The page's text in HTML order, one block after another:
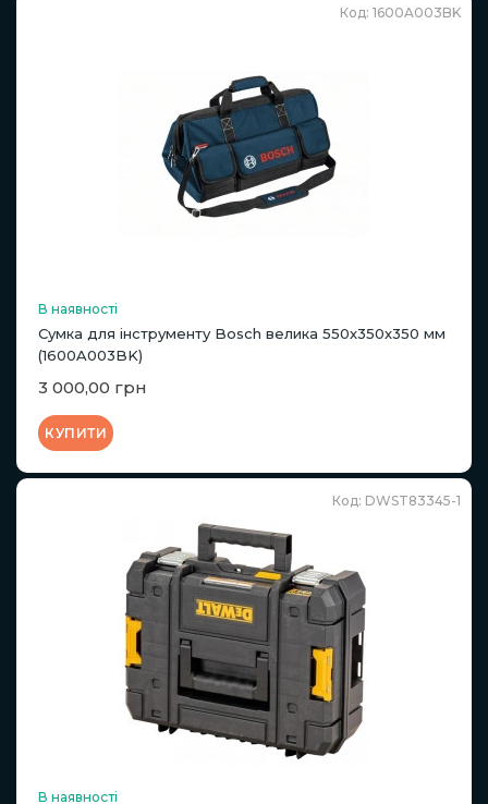
Код: 1600A003BK
В наявності
Сумка для інструменту Bosch велика 550х350х350 мм
(1600A003BK)
3 000,00 грн
КУПИТИ
Код: DWST83345-1
В наявності